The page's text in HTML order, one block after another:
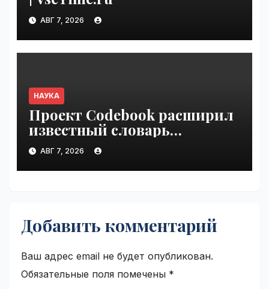
АВГ 7, 2026
НАУКА
Проект Codebook расширил
известный словарь
связывания белков с ДНК
на 15 процентов | VseTime.ru
АВГ 7, 2026
Добавить комментарий
Ваш адрес email не будет опубликован.
Обязательные поля помечены *